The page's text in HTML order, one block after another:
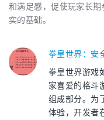
和满足感，促使玩家长
实的基础。
拳皇世界：安
拳皇世界游戏
家喜爱的格斗
组成部分。为
体验，开发者